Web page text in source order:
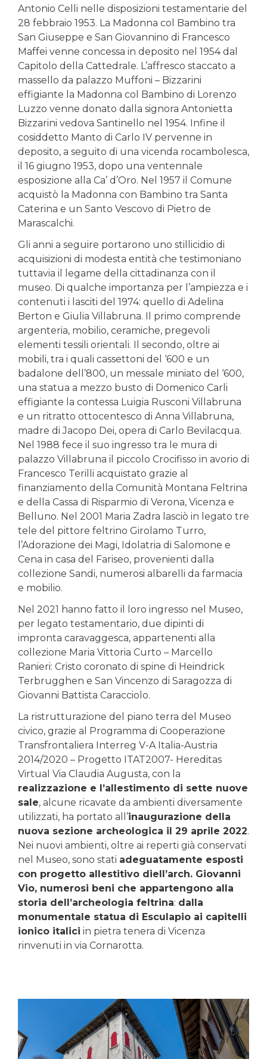
Antonio Celli nelle disposizioni testamentarie del
28 febbraio 1953. La Madonna col Bambino tra
San Giuseppe e San Giovannino di Francesco
Maffei venne concessa in deposito nel 1954 dal
Capitolo della Cattedrale. L’affresco staccato a
massello da palazzo Muffoni – Bizzarini
effigiante la Madonna col Bambino di Lorenzo
Luzzo venne donato dalla signora Antonietta
Bizzarini vedova Santinello nel 1954. Infine il
cosiddetto Manto di Carlo IV pervenne in
deposito, a seguito di una vicenda rocambolesca,
il 16 giugno 1953, dopo una ventennale
esposizione alla Ca’ d’Oro. Nel 1957 il Comune
acquistò la Madonna con Bambino tra Santa
Caterina e un Santo Vescovo di Pietro de
Marascalchi.
Gli anni a seguire portarono uno stillicidio di
acquisizioni di modesta entità che testimoniano
tuttavia il legame della cittadinanza con il
museo. Di qualche importanza per l’ampiezza e i
contenuti i lasciti del 1974: quello di Adelina
Berton e Giulia Villabruna. Il primo comprende
argenteria, mobilio, ceramiche, pregevoli
elementi tessili orientali. Il secondo, oltre ai
mobili, tra i quali cassettoni del ‘600 e un
badalone dell’800, un messale miniato del ‘600,
una statua a mezzo busto di Domenico Carli
effigiante la contessa Luigia Rusconi Villabruna
e un ritratto ottocentesco di Anna Villabruna,
madre di Jacopo Dei, opera di Carlo Bevilacqua.
Nel 1988 fece il suo ingresso tra le mura di
palazzo Villabruna il piccolo Crocifisso in avorio di
Francesco Terilli acquistato grazie al
finanziamento della Comunità Montana Feltrina
e della Cassa di Risparmio di Verona, Vicenza e
Belluno. Nel 2001 Maria Zadra lasciò in legato tre
tele del pittore feltrino Girolamo Turro,
l’Adorazione dei Magi, Idolatria di Salomone e
Cena in casa del Fariseo, provenienti dalla
collezione Sandi, numerosi albarelli da farmacia
e mobilio.
Nel 2021 hanno fatto il loro ingresso nel Museo,
per legato testamentario, due dipinti di
impronta caravaggesca, appartenenti alla
collezione Maria Vittoria Curto – Marcello
Ranieri: Cristo coronato di spine di Heindrick
Terbrugghen e San Vincenzo di Saragozza di
Giovanni Battista Caracciolo.
La ristrutturazione del piano terra del Museo
civico, grazie al Programma di Cooperazione
Transfrontaliera Interreg V-A Italia-Austria
2014/2020 – Progetto ITAT2007- Hereditas
Virtual Via Claudia Augusta, con la
realizzazione e l’allestimento di sette nuove
sale, alcune ricavate da ambienti diversamente
utilizzati, ha portato all’inaugurazione della
nuova sezione archeologica il 29 aprile 2022.
Nei nuovi ambienti, oltre ai reperti già conservati
nel Museo, sono stati adeguatamente esposti
con progetto allestitivo diell’arch. Giovanni
Vio, numerosi beni che appartengono alla
storia dell’archeologia feltrina: dalla
monumentale statua di Esculapio ai capitelli
ionico italici in pietra tenera di Vicenza
rinvenuti in via Cornarotta.